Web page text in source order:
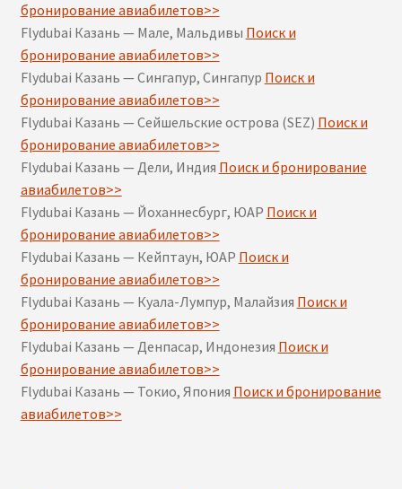
бронирование авиабилетов>>
Flydubai Казань — Мале, Мальдивы Поиск и
бронирование авиабилетов>>
Flydubai Казань — Сингапур, Сингапур Поиск и
бронирование авиабилетов>>
Flydubai Казань — Сейшельские острова (SEZ) Поиск и
бронирование авиабилетов>>
Flydubai Казань — Дели, Индия Поиск и бронирование
авиабилетов>>
Flydubai Казань — Йоханнесбург, ЮАР Поиск и
бронирование авиабилетов>>
Flydubai Казань — Кейптаун, ЮАР Поиск и
бронирование авиабилетов>>
Flydubai Казань — Куала-Лумпур, Малайзия Поиск и
бронирование авиабилетов>>
Flydubai Казань — Денпасар, Индонезия Поиск и
бронирование авиабилетов>>
Flydubai Казань — Токио, Япония Поиск и бронирование
авиабилетов>>